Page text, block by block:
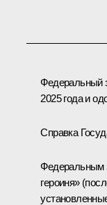
Федеральный
2025 года и
Справка
Федеральным
героиня»